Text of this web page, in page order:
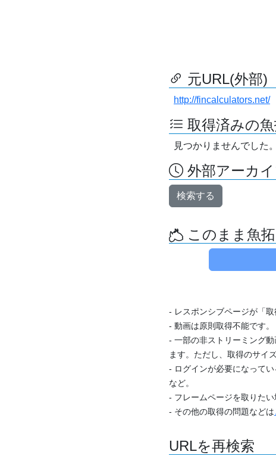
元URL(外部)
http://fincalculators.net/
取得済みの
見つかりませんでした。
外部アーカ
検索する
このまま魚
- レスポンシブページが「
- 動画は原則取得不能です。
- 一部の非ストリーミング
ます。ただし、取得のサイ
- ログインが必要になって
など。
- フレームページを取りた
- その他の取得の問題などは
URLを再検索